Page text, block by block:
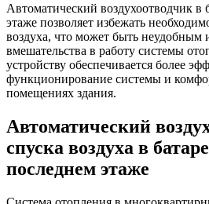
Автоматический воздухоотводчик в
этаже позволяет избежать
воздуха, что может быть неудобным
вмешательства в работу системы
устройству обеспечивается более
функционирование системы и
помещениях здания.
Автоматический
спуска воздуха в
последнем этаже